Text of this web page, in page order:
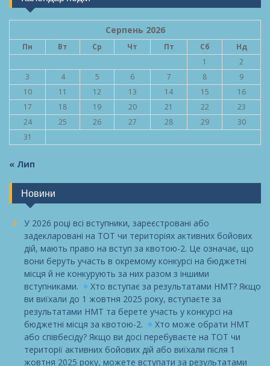
Серпень 2026
Пн Вт Ср Чт Пт Сб
Нд
1
2
3
4 5 6 7 8
9
10
11 12 13 14 15
16
17
18 19 20 21 22
23
24
25 26 27 28 29
30
31
« Лип
Новини
У 2026 році всі вступники, зареєстровані або
задекларовані на ТОТ чи територіях активних бойових
дій, мають право на вступ за квотою-2. Це означає, що
вони беруть участь в окремому конкурсі на бюджетні
місця й не конкурують за них разом з іншими
вступниками.
Хто вступає за результатами НМТ? Якщо
ви виїхали до 1 жовтня 2025 року, вступаєте за
результатами НМТ та берете участь у конкурсі на
бюджетні місця за квотою-2.
Хто може обрати НМТ
або співбесіду? Якщо ви досі перебуваєте на ТОТ чи
території активних бойових дій або виїхали після 1
жовтня 2025 року, можете вступати за результатами